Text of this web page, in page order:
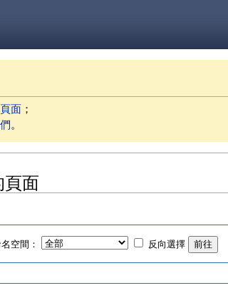
面 ；
。
頁面
空間： 反向選擇